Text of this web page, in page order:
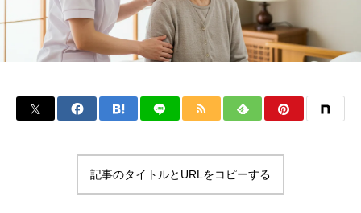
記事のタイトルとURLをコピーする